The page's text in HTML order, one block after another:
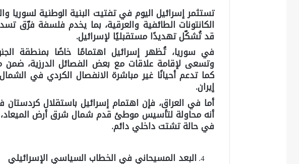
تستثمر إسرائيل اليوم في تفتيت البنية الوطنية لسوريا
الكانتونات الطائفية والعرقية، بما يخدم فلسفة فرّق
قد تُشكّل تهديدًا مستقبليًا لإسرائيل.
في سوريا، تُظهر إسرائيل اهتمامًا خاصًا بمنطقة
وتسعى لإقامة علاقات مع بعض الفصائل الدرزية، ضمن
كما تدعم أحيانًا غير مباشرة الانفصال الكردي في الشمال،
إيران.
أما في العراق، فإن اهتمام إسرائيل باستقلال
أنه محاولة لتأسيس موطئ قدم شمال شرق أرض الميعاد،
في حالة تشتت داخلي دائم.
البعد المسيحاني في الخطاب السياسي الإسرائيلي